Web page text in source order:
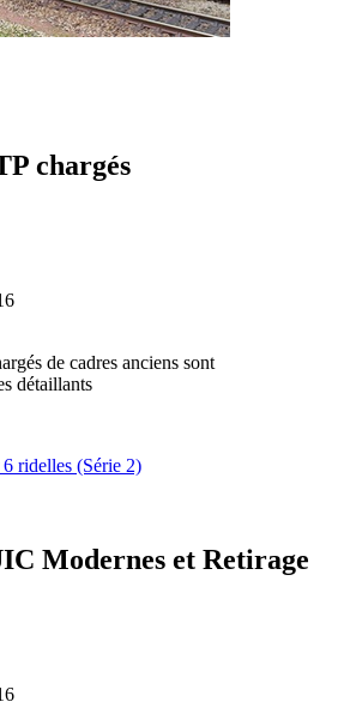
chargés
de cadres anciens sont
détaillants
ridelles (Série 2)
Modernes et Retirage